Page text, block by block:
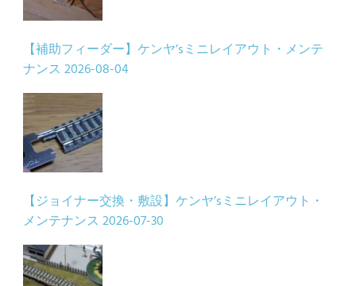
【補助フィーダー】ケンヤ’sミニレイアウト・メンテ
ナンス 2026-08-04
【ジョイナー交換・敷設】ケンヤ’sミニレイアウト・
メンテナンス 2026-07-30